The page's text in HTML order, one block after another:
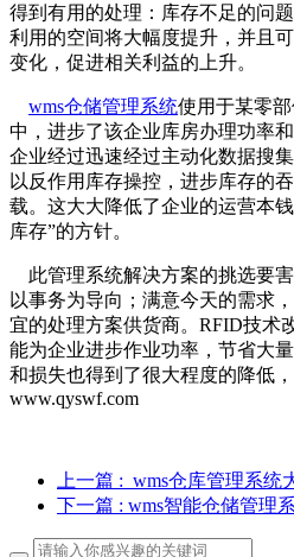
得到有用的处理：库存不足的问
利用的空间将大幅度提升，并且
变化，促进相关利益的上升。
wms仓储管理系统使用于某零
中，进步了该企业库房办理功率
企业经过迅速经过主动化数据搜
以反作用库存操控，进步库存的
载。这大大降低了企业的运营本
库存”的方针。
此管理系统解决方案的挑选要害
以事务为导向；满意今天的需求
宜的处理方案供货商。RFID技术
能为企业进步作业功率，节省大
和损失也得到了很大程度的降低
www.qyswf.com
上一篇 : ​ wms仓库管理系统
下一篇 : wms智能仓储管理